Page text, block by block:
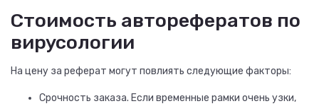
Стоимость авторефератов по
вирусологии
На цену за реферат могут повлиять следующие факторы:
Срочность заказа. Если временные рамки очень узки,